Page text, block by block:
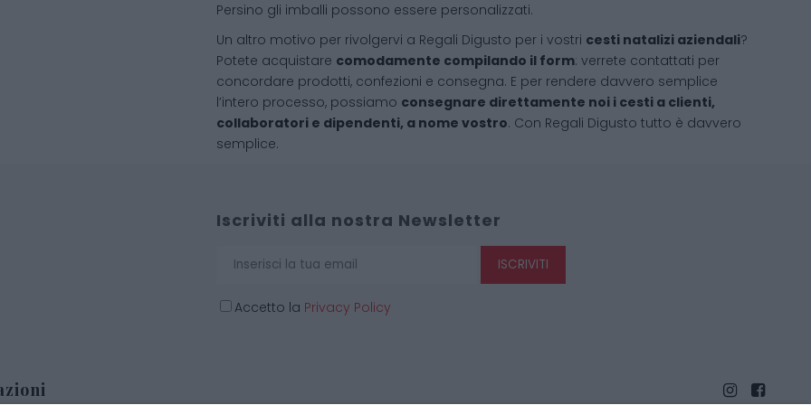
Persino gli imballi possono essere personalizzati.
Un altro motivo per rivolgervi a Regali Digusto per i vostri cesti natalizi aziendali?
Potete acquistare comodamente compilando il form: verrete contattati per
concordare prodotti, confezioni e consegna. E per rendere davvero semplice
l’intero processo, possiamo consegnare direttamente noi i cesti a clienti,
collaboratori e dipendenti, a nome vostro. Con Regali Digusto tutto è davvero
semplice.
Iscriviti alla nostra Newsletter
ISCRIVITI
Accetto la Privacy Policy